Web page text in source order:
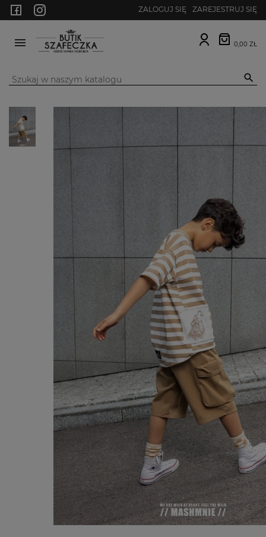
ZALOGUJ SIĘ ZAREJESTRUJ SIĘ

0,00 ZŁ
MENU